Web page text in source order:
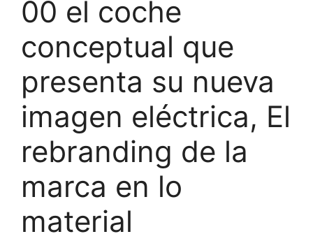
00 el coche
conceptual que
presenta su nueva
imagen eléctrica, El
rebranding de la
marca en lo
material